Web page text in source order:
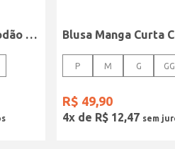
Camiseta Básica Algodão Peruano Elétron Masculina PRETO
P M G GG
R$ 49,90
4x de R$ 12,47